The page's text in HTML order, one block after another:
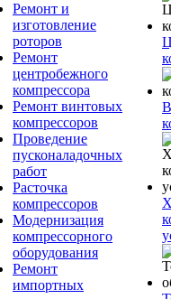
Ремонт и
изготовление
роторов
Ремонт
центробежного
компрессора
Ремонт винтовых
компрессоров
Проведение
пусконаладочных
работ
Расточка
компрессоров
Модернизация
компрессорного
оборудования
Ремонт
импортных